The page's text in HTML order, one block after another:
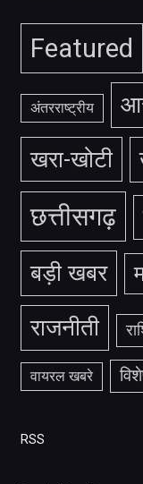
Featured
अंतरराष्ट्रीय
खरा-खोटी
छत्तीसगढ़
बड़ी खबर
राजनीती
वायरल खबरे
RSS